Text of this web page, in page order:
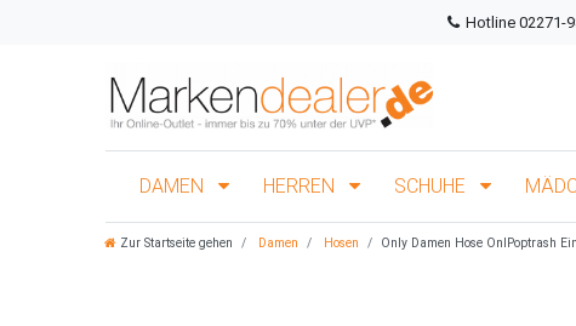
Hotline 02271-
DAMEN HERREN SCHUHE
Zur Startseite gehen Damen Hosen Only Damen Hose OnlPoptrash